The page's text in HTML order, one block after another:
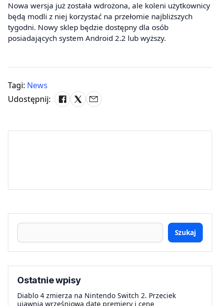
Nowa wersja już została wdrożona, ale koleni użytkownicy
będą modli z niej korzystać na przełomie najbliższych
tygodni. Nowy sklep będzie dostępny dla osób
posiadających system Android 2.2 lub wyższy.
Tagi: News
Udostępnij:
Szukaj
Ostatnie wpisy
Diablo 4 zmierza na Nintendo Switch 2. Przeciek
ujawnia wrześniową datę premiery i cenę